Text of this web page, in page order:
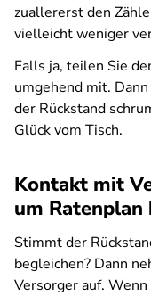
zuallererst den
vielleicht weniger
Falls ja, teilen Sie
umgehend mit.
der Rückstand
Glück vom Tisch.
Kontakt mit
um Ratenplan
Stimmt der
begleichen? Dann
Versorger auf.